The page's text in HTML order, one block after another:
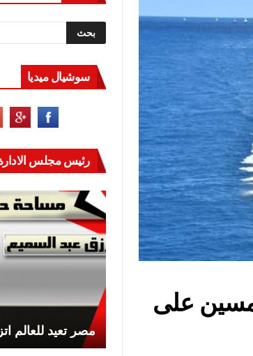
على
سوشيال ميديا
رئيس مجلس
مصر تعيد للعالم